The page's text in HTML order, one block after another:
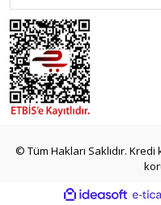
almanya
© Tüm Hakları Saklıdır.